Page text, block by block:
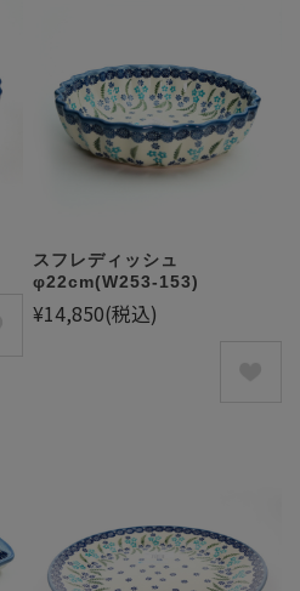
スフレディッシュ
φ22cm(W253-153)
¥14,850(税込)